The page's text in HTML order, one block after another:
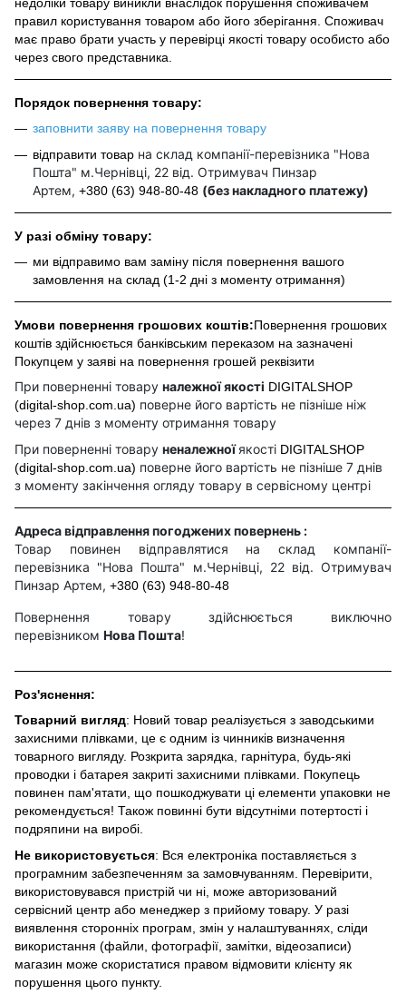
правил користування товаром або його зберігання. Споживач
має право брати участь у перевірці якості товару особисто або
через свого представника.
Порядок повернення товару:
заповнити заяву на повернення товару
відправити товар на склад компанії-перевізника "Нова
Пошта" м.Чернівці, 22 від. Отримувач Пинзар
Артем, +380 (63) 948-80-48 (без накладного платежу)
У разі обміну товару:
ми відправимо вам заміну після повернення вашого
замовлення на склад (1-2 дні з моменту отримання)
Умови повернення грошових коштів:Повернення грошових
коштів здійснюється банківським переказом на зазначені
Покупцем у заяві на повернення грошей реквізити
При поверненні товару належної якості DIGITALSHOP
(digital-shop.com.ua) поверне його вартість не пізніше ніж
через 7 днів з моменту отримання товару
При поверненні товару неналежноїякості DIGITALSHOP
(digital-shop.com.ua) поверне його вартість не пізніше 7 днів
з моменту закінчення огляду товару в сервісному центрі
Адреса відправлення погоджених повернень :
Товар повинен відправлятися на склад компанії-
перевізника "Нова Пошта" м.Чернівці, 22 від. Отримувач
Пинзар Артем, +380 (63) 948-80-48
Повернення товару здійснюється виключно
перевізником Нова Пошта!
Роз'яснення:
Товарний вигляд: Новий товар реалізується з заводськими
захисними плівками, це є одним із чинників визначення
товарного вигляду. Розкрита зарядка, гарнітура, будь-які
проводки і батарея закриті захисними плівками. Покупець
повинен пам'ятати, що пошкоджувати ці елементи упаковки не
рекомендується! Також повинні бути відсутніми потертості і
подряпини на виробі.
Не використовується: Вся електроніка поставляється з
програмним забезпеченням за замовчуванням. Перевірити,
використовувався пристрій чи ні, може авторизований
сервісний центр або менеджер з прийому товару. У разі
виявлення сторонніх програм, змін у налаштуваннях, сліди
використання (файли, фотографії, замітки, відеозаписи)
магазин може скористатися правом відмовити клієнту як
порушення цього пункту.